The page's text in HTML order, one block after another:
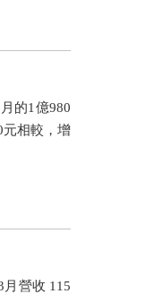
的1億980
元相較，增
營收 115